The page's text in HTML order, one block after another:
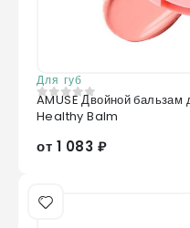
Для губ
0из 5
AMUSE Двойной
Healthy Balm
от 1 083 ₽